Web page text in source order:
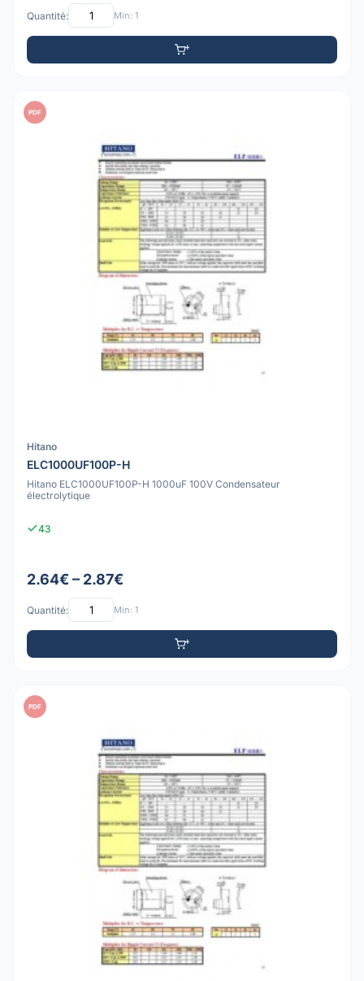
Quantité: Min: 1
PDF
Hitano
ELC1000UF100P-H
Hitano ELC1000UF100P-H 1000uF 100V Condensateur
électrolytique
43
2.64€ – 2.87€
Quantité: Min: 1
PDF